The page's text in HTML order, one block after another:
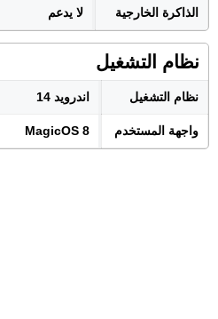
الذاكرة الخارجية لا يدعم
نظام التشغيل
نظام التشغيل اندرويد 14
واجهة المستخدم MagicOS 8